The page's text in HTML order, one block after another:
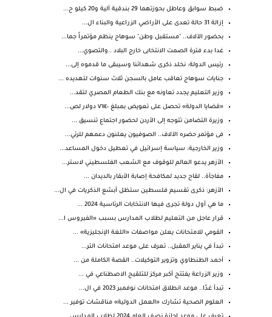
ضبط سوابق وعاطل بحوزتهما 29 بندقية آلية و20 كيلو ح...
إزالة 31 حالة تعدى على الأراضي الزراعية والبناء ال...
بحضور الآلاف.. "مستقبل وطن" سوهاج ينظم مؤتمراً جما...
غدا بدء فترة الصمت الانتخابى خارج البلاد ..والتصوي...
رئيس الدولة: نخلد ذكرى شهدائنا وسيبقى ما قدموه إلى...
جنايات سوهاج تعاقب عامل بالسجن ثلاث سنوات لتهديده ...
وزير التعليم يجدد تعاونه مع بنك الطعام المصري لتقد...
«قضايا الدولة» تحصل على تعويض بمبلغ ٧٦١٤٠ دولار لص...
وزيرة التضامن تتوجه إلى الأردن لحضور اجتماع تنسيق ...
فى مؤتمر حضره الآلاف.. الصوفيون يعلنون دعمهم للرئي...
وزير الخارجية: سياسة إسرائيل في تعطيل دخول المساعد...
الأزهر يدعو العالم للوقوف مع الشعب الفلسطيني لاستر...
مفاجأة.. لقاح جديد لمكافحة إصابة الأبقار بالديدان ...
الأزهر: ذكرى تقسيم فلسطين ستظل أبشع الذكريات في ال...
ما هي أول دولة تجرى فيها الانتخابات الرئاسية 2024 ...
قرار عاجل من التعليم لطلاب المدارس بسبب «الفيروس ا...
القومي للامتحانات يعلن مواصفات «اللغة الإنجليزية» ...
تبدأ في يناير المقبل.. تعرف على موعد امتحانات التر...
أحمد الطنطاوي وتزوير التوكيلات.. القصة الكاملة من ...
وزير الزراعة يفتتح أكبر مركز للتلقيح الاصطناعي في ...
تبدأ غدًا.. موعد انطلاق امتحانات نوفمبر 2023 في ال...
العلوم الصحية تشارك «العمل الدولية» مناقشات توفير ...